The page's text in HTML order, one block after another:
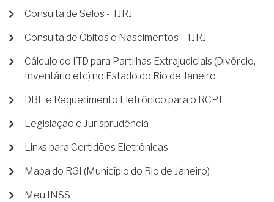
Consulta de Selos - TJRJ
Consulta de Óbitos e Nascimentos - TJRJ
Cálculo do ITD para Partilhas Extrajudiciais (Divórcio,
Inventário etc) no Estado do Rio de Janeiro
DBE e Requerimento Eletrônico para o RCPJ
Legislação e Jurisprudência
Links para Certidões Eletrônicas
Mapa do RGI (Município do Rio de Janeiro)
Meu INSS